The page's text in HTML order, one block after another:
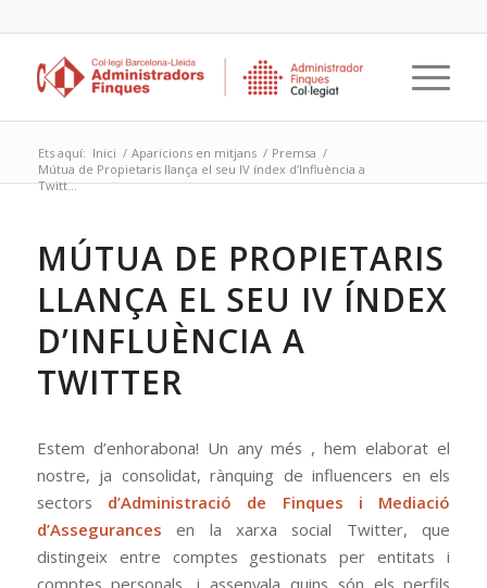
Ets aquí: Inici / Aparicions en mitjans / Premsa /
Mútua de Propietaris llança el seu IV índex d’Influència a
Twitt...
MÚTUA DE PROPIETARIS
LLANÇA EL SEU IV ÍNDEX
D’INFLUÈNCIA A
TWITTER
Estem d’enhorabona! Un any més , hem elaborat el
nostre, ja consolidat, rànquing de influencers en els
sectors d’Administració de Finques i Mediació
d’Assegurances en la xarxa social Twitter, que
distingeix entre comptes gestionats per entitats i
comptes personals, i assenyala quins són els perfils